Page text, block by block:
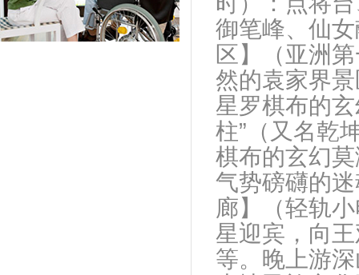
御笔峰、仙
区】（亚洲
然的袁家界
星罗棋布的
柱”（又名乾
棋布的玄幻
气势磅礴的
廊】（轻轨
星迎宾，向
等。晚上游